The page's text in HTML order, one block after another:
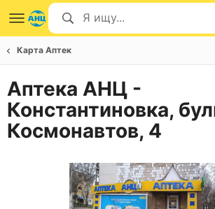
Карта Аптек
Аптека АНЦ -
Константиновка,
Космонавтов, 4